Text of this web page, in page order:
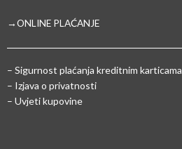
→ONLINE PLAĆANJE
– Sigurnost plaćanja kreditnim karticama
– Izjava o privatnosti
– Uvjeti kupovine